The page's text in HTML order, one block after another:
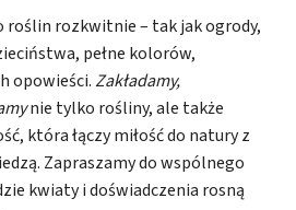
roślin rozkwitnie – tak jak ogrody,
pełne kolorów,
opowieści.Zakładamy,
nie tylko rośliny, ale także
która łączy miłość do natury z
Zapraszamy do wspólnego
kwiaty i doświadczenia rosną